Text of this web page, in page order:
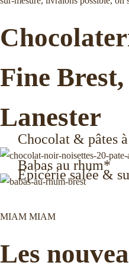
Fine
Lanester
Chocolat & pâtes
Babas au rhum*
Epicérie salée &
MIAM MIAM
Les